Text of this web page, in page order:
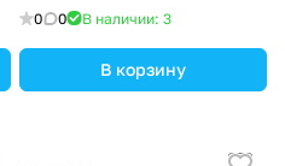
функционал - EWA = крышка
закрытого положения под
установку золотникового
0 0 В наличии: 3
В корзину